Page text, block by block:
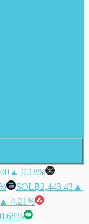
▲ 0.18%
SOL฿2,443.43 ▲
▲ 4.21%